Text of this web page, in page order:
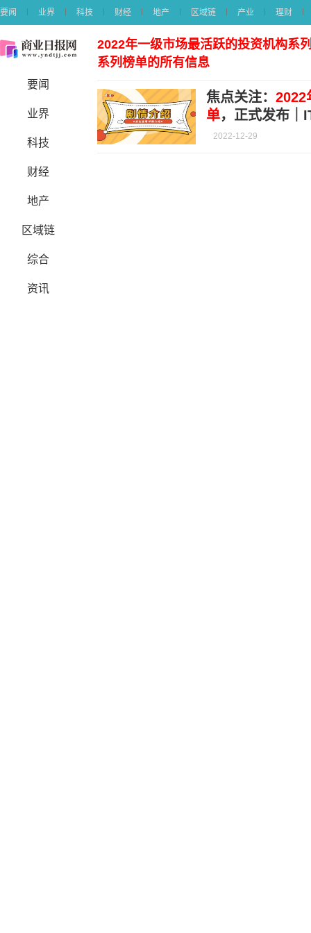
要闻 业界 科技 财经 地产 区域链 产业 理财
要闻
业界
科技
财经
地产
区域链
综合
资讯
2022年一级市场最活跃的投资机构系
系列榜单的所有信息
焦点关注： 2022
单，正式发布｜
2022-12-29